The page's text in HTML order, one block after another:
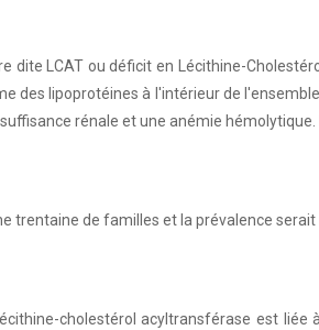
dite LCAT ou déficit en Lécithine-
des lipoprotéines à l'intérieur de
rénale et une anémie
trentaine de familles et la prévalence
cholestérol acyltransférase est